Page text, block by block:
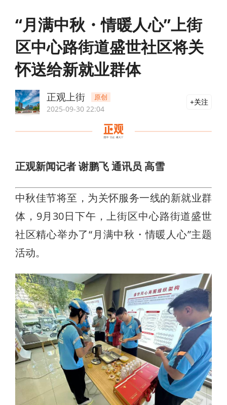
“月满中秋・情暖人心”上街
区中心路街道盛世社区将关
怀送给新就业群体
正观上街 原创
2025-09-30 22:04
关注
正观新闻记者 谢鹏飞 通讯员 高雪
中秋佳节将至，为关怀服务一线的新就业群
体，9月30日下午，上街区中心路街道盛世
社区精心举办了“月满中秋・情暖人心”主题
活动。